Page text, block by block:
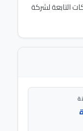
التابعة لشركة